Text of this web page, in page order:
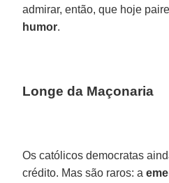
admirar, então, que hoje
humor.
Longe da Maçonaria
Os católicos democratas
crédito. Mas são raros: a